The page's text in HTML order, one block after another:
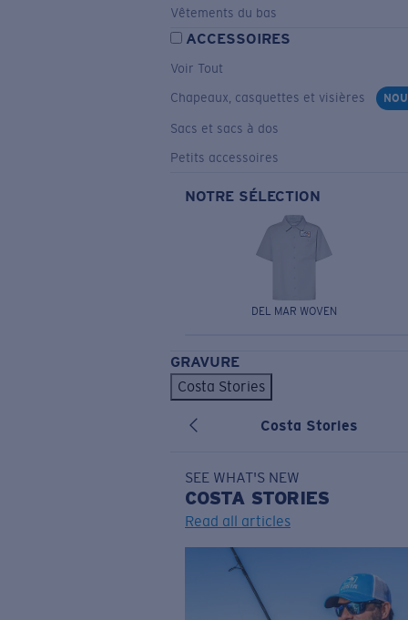
Vêtements du bas
ACCESSOIRES
Voir Tout
Chapeaux, casquettes et visières
Sacs et sacs à dos
Petits accessoires
NOTRE SÉLECTION
DEL MAR WOVEN
GRAVURE
Costa Stories
Costa Stories
SEE WHAT'S NEW
COSTA STORIES
Read all articles